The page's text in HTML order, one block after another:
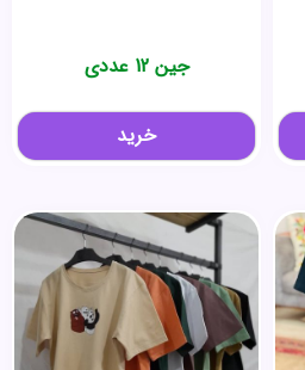
جین 12 عددی
خرید